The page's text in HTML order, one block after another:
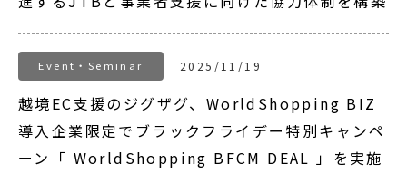
Event・Seminar 2025/11/19
越境EC支援のジグザグ、WorldShopping BIZ
導入企業限定でブラックフライデー特別キャンペ
ーン「 WorldShopping BFCM DEAL 」を実施